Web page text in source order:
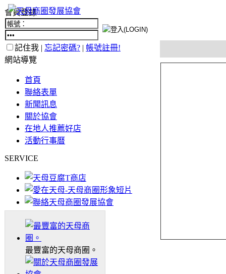
會員登錄
記住我 | 忘記密碼? | 帳號註冊!
網站導覽
首頁
聯絡表單
新聞訊息
關於協會
在地人推薦好店
活動行事曆
SERVICE
最豐富的天母商圈。